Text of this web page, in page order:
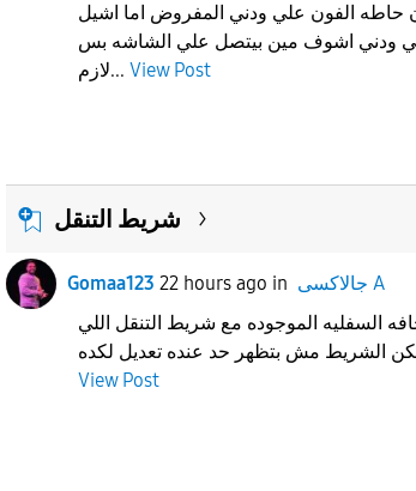
حاطه الفون علي ودني المفروض اما اشيل
ودني اشوف مين بيتصل علي الشاشه بس
لازم... View Post
شريط التنقل
Gomaa123 22 hours ago in
جالاكسى A
السفليه الموجوده مع شريط التنقل اللي
الشريط مش بتظهر حد عنده تعديل لكده
View Post